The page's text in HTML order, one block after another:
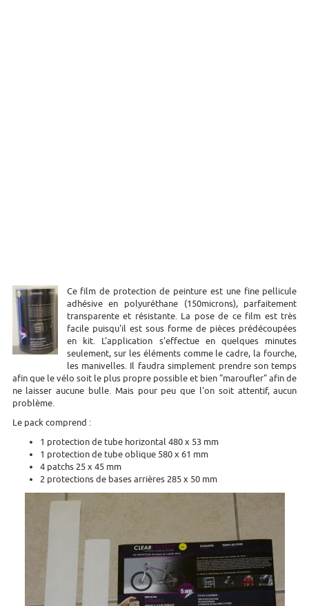
Ce film de protection de peinture est une fine pellicule
adhésive en polyuréthane (150microns), parfaitement
transparente et résistante. La pose de ce film est très
facile puisqu'il est sous forme de pièces prédécoupées
en kit. L'application s'effectue en quelques minutes
seulement, sur les éléments comme le cadre, la fourche,
les manivelles. Il faudra simplement prendre son temps
afin que le vélo soit le plus propre possible et bien "maroufler" afin de
ne laisser aucune bulle. Mais pour peu que l'on soit attentif, aucun
problème.
Le pack comprend :
1 protection de tube horizontal 480 x 53 mm
1 protection de tube oblique 580 x 61 mm
4 patchs 25 x 45 mm
2 protections de bases arrières 285 x 50 mm